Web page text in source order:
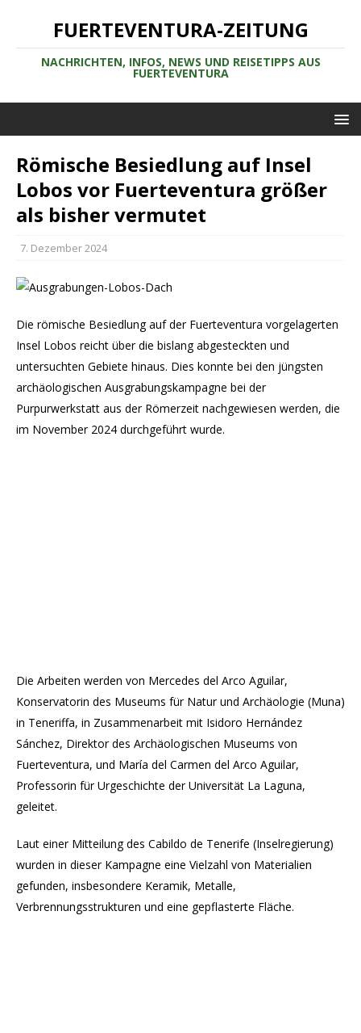
FUERTEVENTURA-ZEITUNG
NACHRICHTEN, INFOS, NEWS UND REISETIPPS AUS
FUERTEVENTURA
Römische Besiedlung auf Insel
Lobos vor Fuerteventura größer
als bisher vermutet
7. Dezember 2024
Die römische Besiedlung auf der Fuerteventura vorgelagerten
Insel Lobos reicht über die bislang abgesteckten und
untersuchten Gebiete hinaus. Dies konnte bei den jüngsten
archäologischen Ausgrabungskampagne bei der
Purpurwerkstatt aus der Römerzeit nachgewiesen werden, die
im November 2024 durchgeführt wurde.
Die Arbeiten werden von Mercedes del Arco Aguilar,
Konservatorin des Museums für Natur und Archäologie (Muna)
in Teneriffa, in Zusammenarbeit mit Isidoro Hernández
Sánchez, Direktor des Archäologischen Museums von
Fuerteventura, und María del Carmen del Arco Aguilar,
Professorin für Urgeschichte der Universität La Laguna,
geleitet.
Laut einer Mitteilung des Cabildo de Tenerife (Inselregierung)
wurden in dieser Kampagne eine Vielzahl von Materialien
gefunden, insbesondere Keramik, Metalle,
Verbrennungsstrukturen und eine gepflasterte Fläche.